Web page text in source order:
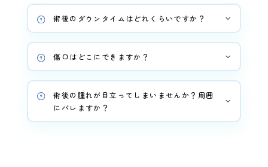
術後のダウンタイムはどれくらいですか？
傷口はどこにできますか？
術後の腫れが目立ってしまいませんか？周囲
にバレますか？